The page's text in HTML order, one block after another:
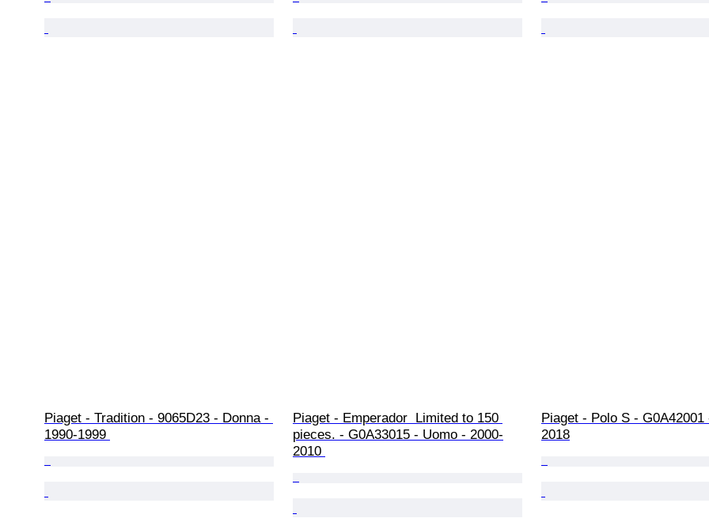
Piaget - Tradition - 9065D23 - Donna -
1990-1999
Piaget - Emperador  Limited to 150
pieces. - G0A33015 - Uomo - 2000-
2010
Piaget - Polo S - G0A42001
2018